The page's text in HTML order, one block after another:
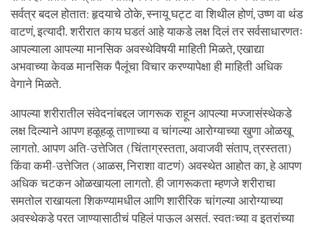
सर्वत्र बदल होतात: हृदयाचे ठोके, स्नायू घट्ट वा शिथील होणं, उष्ण वा थंड
वाटणं, इत्यादी. शरीरात काय घडतं आहे याकडे लक्ष दिलं तर सर्वसाधारणतः
आपल्याला आपल्या मानसिक अवस्थेविषयी माहिती मिळते, एखाद्या
अभवाच्या केवळ मानसिक पैलूंचा विचार करण्यापेक्षा ही माहिती अधिक
वेगाने मिळते.
आपल्या शरीरातील संवेदनांबद्दल जागरूक राहून आपल्या मज्जासंस्थेकडे
लक्ष दिल्याने आपण हळूहळू ताणाच्या व चांगल्या आरोग्याच्या खुणा ओळखू
लागतो. आपण अति-उत्तेजित (चिंताग्रस्तता, अवाजवी संताप, त्रस्तता)
किंवा कमी-उत्तेजित (आळस, निराशा वाटणं) अवस्थेत आहोत का, हे आपण
अधिक चटकन ओळखायला लागतो. ही जागरूकता म्हणजे शरीराचा
समतोल राखायला शिकण्यामधील आणि शारीरिक चांगल्या आरोग्याच्या
अवस्थेकडे परत जाण्यासाठीचं पहिलं पाऊल असतं. स्वतःच्या व इतरांच्या